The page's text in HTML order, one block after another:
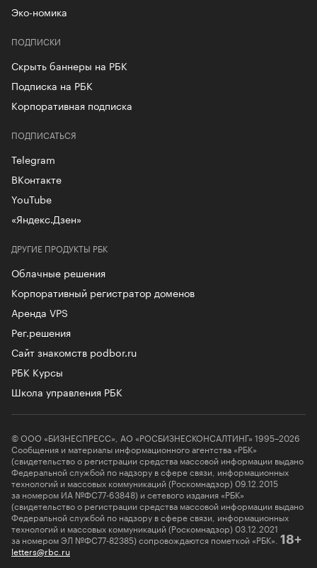
Эко-номика
ПОДПИСКИ
Скрыть баннеры на РБК
Подписка на РБК
Корпоративная подписка
ДРУГИЕ ПРОДУКТЫ РБК
Облачные решения
Корпоративный регистратор доменов
Аренда VPS
Рег.решения
Сайт знакомств podbor.ru
РБК Курсы
Школа управления РБК
ПОДПИСАТЬСЯ
Telegram
ВКонтакте
YouTube
«Яндекс.Дзен»
© ООО «БИЗНЕСПРЕСС», АО «РОСБИЗНЕСКОНСАЛТИНГ» 1995–2026
Сообщения и материалы информационного агентства «РБК»
(свидетельство о регистрации средства массовой информации выдано
Федеральной службой по надзору в сфере связи, информационных
технологий и массовых коммуникаций (Роскомнадзор) 09.12.2015
за номером ИА №ФС77-63848) и сетевого издания «РБК»
(свидетельство о регистрации средства массовой информации выдано
Федеральной службой по надзору в сфере связи, информационных
технологий и массовых коммуникаций (Роскомнадзор) 03.12.2021
за номером ЭЛ №ФС77-82385) сопровождаются пометкой «РБК». 18+
letters@rbc.ru